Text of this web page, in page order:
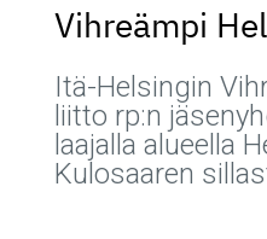
Vihreämpi
Itä-Helsingin
liitto rp:n
laajalla alueella
Kulosaaren